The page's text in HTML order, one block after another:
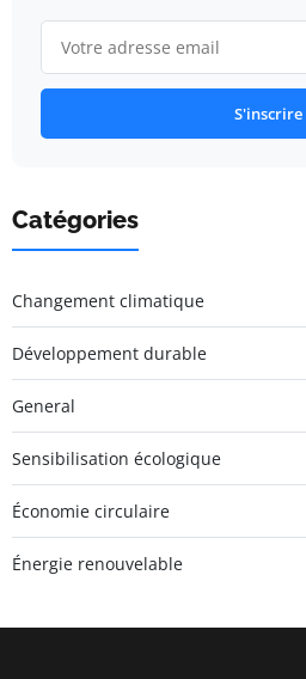
S'inscrire
Catégories
Changement climatique
Développement durable
General
Sensibilisation écologique
Économie circulaire
Énergie renouvelable